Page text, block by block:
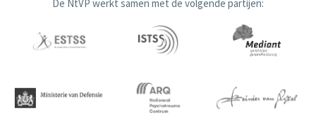
De NtVP werkt samen met de volgende partijen: